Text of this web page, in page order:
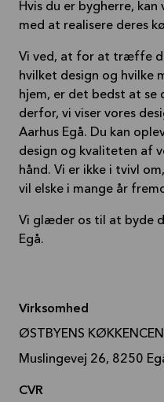
Hvis du er bygherre,
med at realisere deres
Vi ved, at for at træffe
hvilket design og hvilke
hjem, er det bedst at se
derfor, vi viser vores
Aarhus Egå. Du kan
design og kvaliteten af
hånd. Vi er ikke i tvivl
vil elske i mange år
Vi glæder os til at byde
Egå.
Virksomhed
ØSTBYENS
Muslingevej 26, 8250
CVR